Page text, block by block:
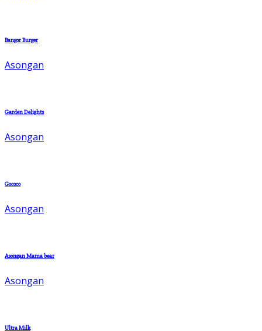
Bangor Burger
Asongan
Garden Delights
Asongan
Gococo
Asongan
Asongan Mama bear
Asongan
Ultra Milk